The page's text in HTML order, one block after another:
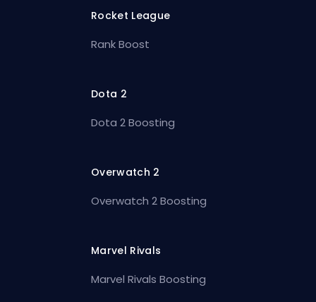
Rocket League
Rank Boost
Dota 2
Dota 2 Boosting
Overwatch 2
Overwatch 2 Boosting
Marvel Rivals
Marvel Rivals Boosting